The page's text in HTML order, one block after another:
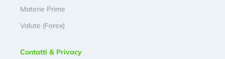
Materie Prime
Valute (Forex)
Contatti & Privacy